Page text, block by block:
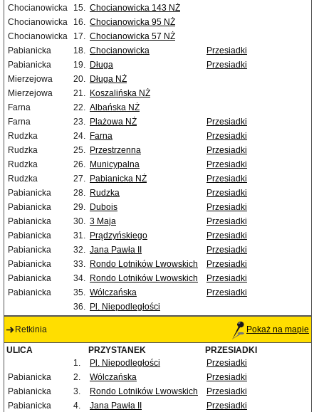
Chocianowicka
15. Chocianowicka 143 NŻ
Chocianowicka
16. Chocianowicka 95 NŻ
Chocianowicka
17. Chocianowicka 57 NŻ
Pabianicka
18. Chocianowicka
Przesiadki
Pabianicka
19. Długa
Przesiadki
Mierzejowa
20. Długa NŻ
Mierzejowa
21. Koszalińska NŻ
Farna
22. Albańska NŻ
Farna
23. Plażowa NŻ
Przesiadki
Rudzka
24. Farna
Przesiadki
Rudzka
25. Przestrzenna
Przesiadki
Rudzka
26. Municypalna
Przesiadki
Rudzka
27. Pabianicka NŻ
Przesiadki
Pabianicka
28. Rudzka
Przesiadki
Pabianicka
29. Dubois
Przesiadki
Pabianicka
30. 3 Maja
Przesiadki
Pabianicka
31. Prądzyńskiego
Przesiadki
Pabianicka
32. Jana Pawła II
Przesiadki
Pabianicka
33. Rondo Lotników Lwowskich
Przesiadki
Pabianicka
34. Rondo Lotników Lwowskich
Przesiadki
Pabianicka
35. Wólczańska
Przesiadki
36. Pl. Niepodległości
Retkinia Pokaż na mapie
ULICA PRZYSTANEK
PRZESIADKI
1.
Pl. Niepodległości
Przesiadki
Pabianicka
2. Wólczańska
Przesiadki
Pabianicka
3. Rondo Lotników Lwowskich
Przesiadki
Pabianicka
4. Jana Pawła II
Przesiadki